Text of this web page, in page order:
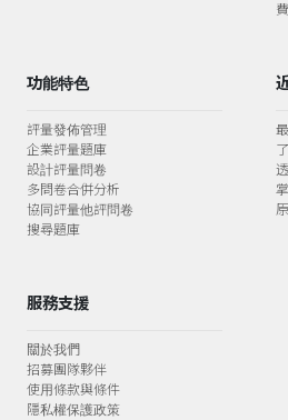
功能特色
評量發佈管理
企業評量題庫
設計評量問卷
多問卷合併分析
協同評量他評問卷
搜尋題庫
服務支援
關於我們
招募團隊夥伴
使用條款與條件
隱私權保護政策